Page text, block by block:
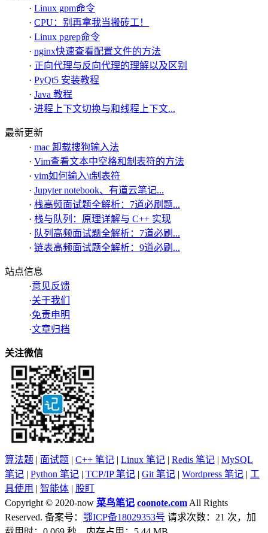
· Linux gpm命令
· CPU：别再拿我当搬砖工！
· Linux pgrep命令
· nginx快速查看配置文件的方法
· 正向代理与反向代理的理解以及区别
· PyQt5 安装教程
· Java 教程
· 进程上下文切换与和线程上下文...
最新更新
· mac 卸载搜狗输入法
· Vim查看文本中空格和制表符的方法
· vim如何输入\t制表符
· Jupyter notebook、有道云笔记...
· 栈高频面试题全解析：7道必刷题...
· 栈与队列：原理详解与 C++ 实现
· 队列高频面试题全解析：7道必刷...
· 链表高频面试题全解析：9道必刷...
站点信息
·意见反馈
·关于我们
·免责申明
·文章归档
关注微信
算法题 | 面试题 | C++ 笔记 | Linux 笔记 | Redis 笔记 | MySQL
笔记 | Python 笔记 | TCP/IP 笔记 | Git 笔记 | Wordpress 笔记 | 工
具使用 | 智能体 | 股盯
Copyright © 2020-now 菜鸟笔记 coonote.com All Rights
Reserved. 备案号： 鄂ICP备18029353号 请求次数：21 次，加